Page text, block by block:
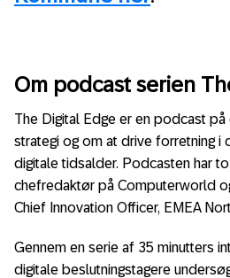
Om podcast serien
The Digital Edge er en podcast
strategi og om at drive forretning i
digitale tidsalder. Podcasten har
chefredaktør på Computerworld
Chief Innovation Officer, EMEA
Gennem en serie af 35 minutters
digitale beslutningstagere